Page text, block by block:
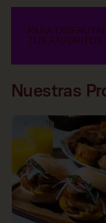
Nuestras